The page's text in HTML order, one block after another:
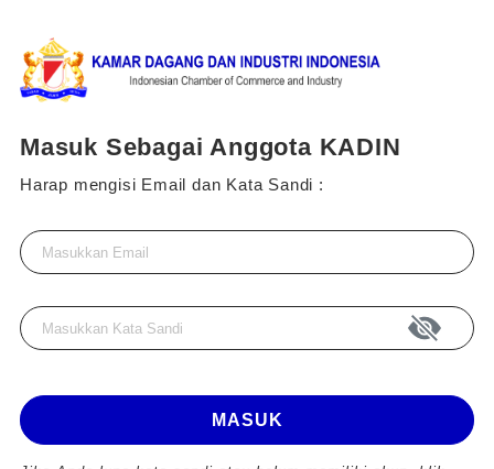
Masuk Sebagai Anggota KADIN
Harap mengisi Email dan Kata Sandi :
MASUK